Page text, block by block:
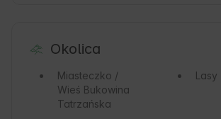
Okolica
Miasteczko /
Wieś Bukowina
Tatrzańska
Lasy